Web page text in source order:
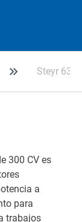
Steyr
300 CV es
a
para
trabajos